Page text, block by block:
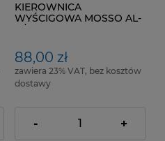
KIEROWNICA
WYŚCIGOWA MOSSO AL-
mm
88,00 zł
zawiera 23% VAT, bez kosztów
dostawy
- +